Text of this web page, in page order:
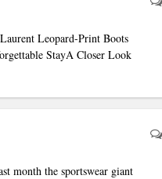
Laurent Leopard-Print Boots
StayA Closer Look
month the sportswear giant